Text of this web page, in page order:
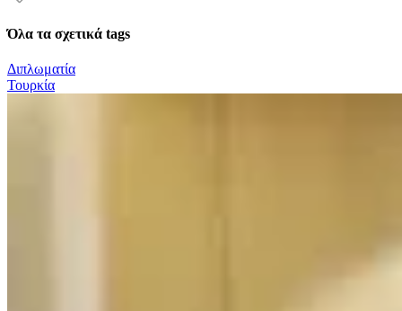
Όλα τα σχετικά tags
Διπλωματία
Τουρκία